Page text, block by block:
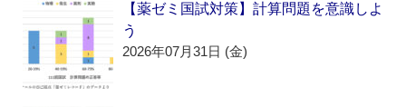
【薬ゼミ国試対策】計算問題を意識しよ
う
2026年07月31日 (金)